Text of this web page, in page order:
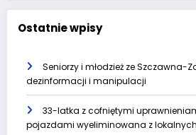
Ostatnie wpisy
Seniorzy i młodzież ze Szczawna-
dezinformacji i manipulacji
33-latka z cofniętymi
pojazdami wyeliminowana z